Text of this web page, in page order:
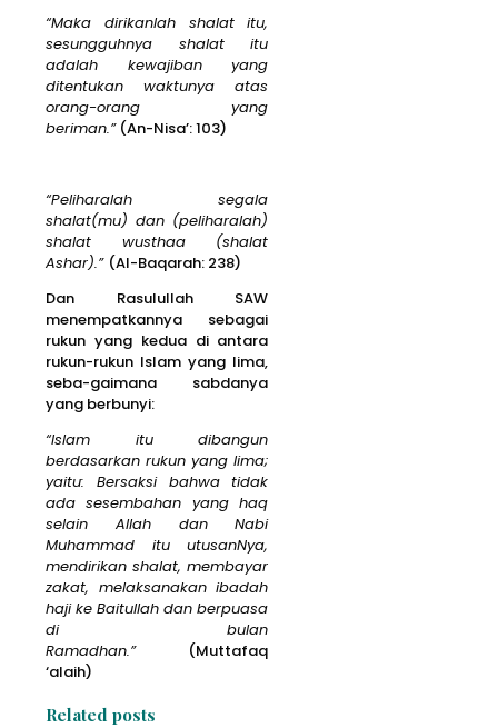
“Maka dirikanlah shalat itu,
sesungguhnya shalat itu
adalah kewajiban yang
ditentukan waktunya atas
orang-orang yang
beriman.”(An-Nisa’: 103)
“Peliharalah segala
shalat(mu) dan (peliharalah)
shalat wusthaa (shalat
Ashar).” (Al-Baqarah: 238)
Dan Rasulullah SAW
menempatkannya sebagai
rukun yang kedua di antara
rukun-rukun Islam yang lima,
seba-gaimana sabdanya
yang berbunyi:
“Islam itu dibangun
berdasarkan rukun yang lima;
yaitu: Bersaksi bahwa tidak
ada sesembahan yang haq
selain Allah dan Nabi
Muhammad itu utusanNya,
mendirikan shalat, membayar
zakat, melaksanakan ibadah
haji ke Baitullah dan berpuasa
di bulan
Ramadhan.”(Muttafaq
‘alaih)
Related posts